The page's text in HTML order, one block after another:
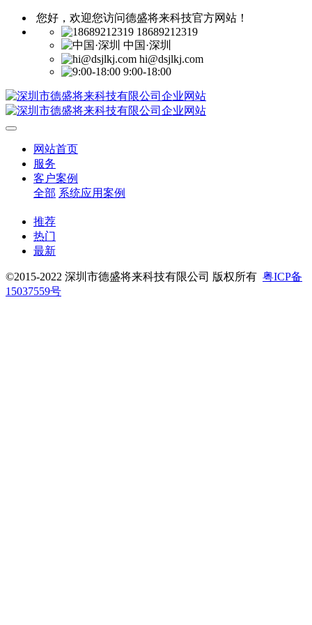
您好，欢迎您访问德盛将来科技官方网站！
18689212319
中国·深圳
hi@dsjlkj.com
9:00-18:00
网站首页
服务
客户案例
全部 系统应用案例
推荐
热门
最新
©2015-2022 深圳市德盛将来科技有限公司 版权所有 粤ICP备
15037559号